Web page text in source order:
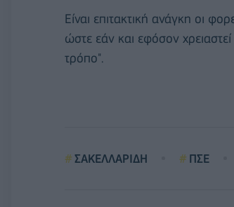
Είναι επιτακτική ανάγκη οι
ώστε εάν και εφόσον
τρόπο".
ΣΑΚΕΛΛΑΡΙΔΗ ΠΣΕ